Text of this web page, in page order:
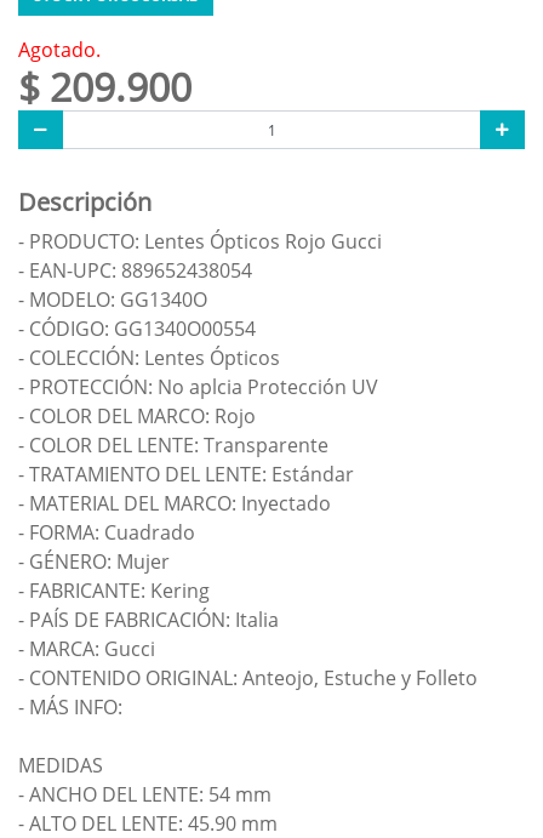
Agotado.
$ 209.900
Descripción
- PRODUCTO: Lentes Ópticos Rojo Gucci
- EAN-UPC: 889652438054
- MODELO: GG1340O
- CÓDIGO: GG1340O00554
- COLECCIÓN: Lentes Ópticos
- PROTECCIÓN: No aplcia Protección UV
- COLOR DEL MARCO: Rojo
- COLOR DEL LENTE: Transparente
- TRATAMIENTO DEL LENTE: Estándar
- MATERIAL DEL MARCO: Inyectado
- FORMA: Cuadrado
- GÉNERO: Mujer
- FABRICANTE: Kering
- PAÍS DE FABRICACIÓN: Italia
- MARCA: Gucci
- CONTENIDO ORIGINAL: Anteojo, Estuche y Folleto
- MÁS INFO:
MEDIDAS
- ANCHO DEL LENTE: 54 mm
- ALTO DEL LENTE: 45.90 mm